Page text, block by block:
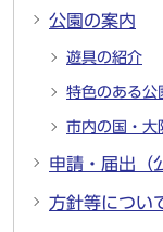
公園の案内
遊具の紹介
特色のある公
市内の国・大
申請・届出（
方針等につい